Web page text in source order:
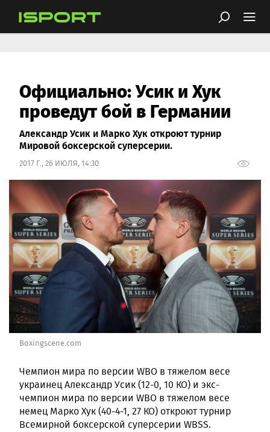
Официально: Усик и Хук
проведут бой в Германии
Александр Усик и Марко Хук откроют турнир
Мировой боксерской суперсерии.
2017 Г., 26 ИЮЛЯ, 14:30
Boxingscene.com
Чемпион мира по версии WBO в тяжелом весе
украинец Александр Усик (12-0, 10 КО) и экс-
чемпион мира по версии WBO в тяжелом весе
немец Марко Хук (40-4-1, 27 КО) откроют турнир
Всемирной боксерской суперсерии WBSS.